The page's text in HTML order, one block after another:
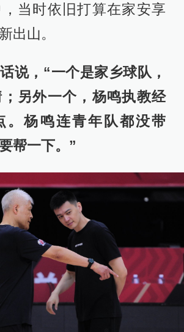
当时依旧打算在家安享
出山。
说，“一个是家乡球队，
另外一个，杨鸣执教经
。杨鸣连青年队都没带
帮一下。”